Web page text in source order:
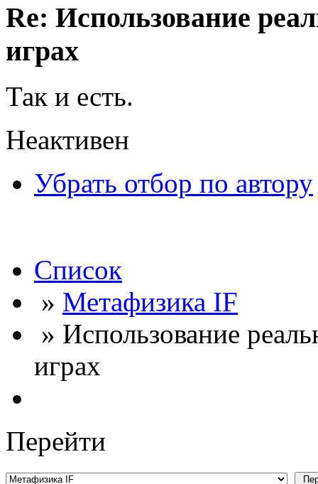
Re: Использование
играх
Так и есть.
Неактивен
Убрать отбор по автору
Список
» Метафизика IF
» Использование
играх
Перейти